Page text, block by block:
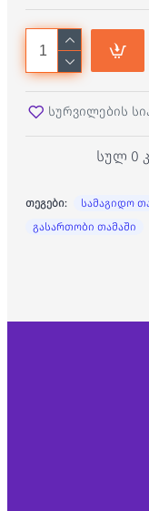
სულ 0
სურვილების
თეგები: სამაგიდო
გასართობი თამაში